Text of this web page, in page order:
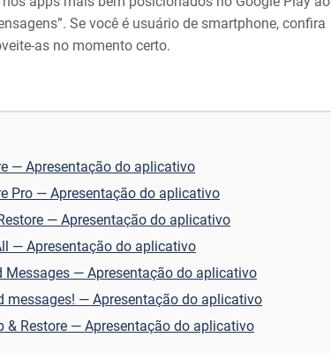
Se você é usuário de smartphone, confira
as no momento certo.
— Apresentação do aplicativo
Pro — Apresentação do aplicativo
— Apresentação do aplicativo
— Apresentação do aplicativo
Messages — Apresentação do aplicativo
messages! — Apresentação do aplicativo
& Restore — Apresentação do aplicativo